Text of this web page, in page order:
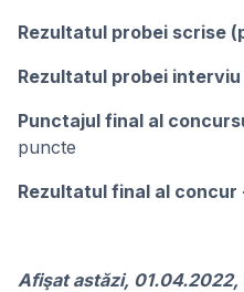
Rezultatul probei scrise
Rezultatul probei
Punctajul final al
puncte
Rezultatul final al concur
Afişat astăzi, 01.04.2022,